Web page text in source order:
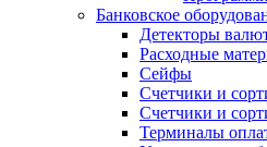
Банковское
Детекторы
Расходные
Сейфы
Счетчики и
Счетчики и
Терминалы